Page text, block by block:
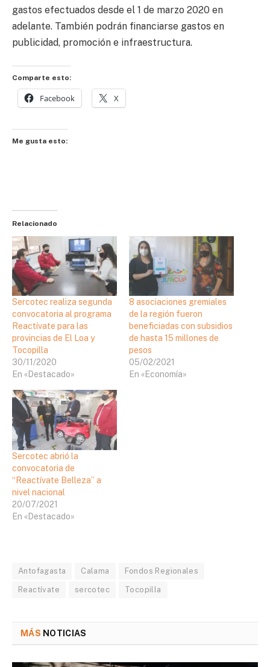
gastos efectuados desde el 1 de marzo 2020 en
adelante. También podrán financiarse gastos en
publicidad, promoción e infraestructura.
Comparte esto:
Facebook X
Me gusta esto:
Relacionado
Sercotec realiza segunda
convocatoria al programa
Reactívate para las
provincias de El Loa y
Tocopilla
30/11/2020
En «Destacado»
8 asociaciones gremiales
de la región fueron
beneficiadas con subsidios
de hasta 15 millones de
pesos
05/02/2021
En «Economía»
Sercotec abrió la
convocatoria de
“Reactívate Belleza” a
nivel nacional
20/07/2021
En «Destacado»
Antofagasta Calama Fondos Regionales
Reactívate sercotec Tocopilla
MÁS NOTICIAS